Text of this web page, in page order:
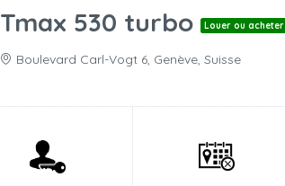
Tmax 530 turbo Louer ou acheter
Boulevard Carl-Vogt 6, Genève, Suisse